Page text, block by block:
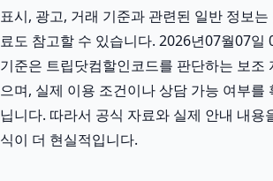
표시, 광고, 거래 기준과 관련된 일반 정보는
료도 참고할 수 있습니다. 2026년07월07일
기준은 트립닷컴할인코드를 판단하는 보조
으며, 실제 이용 조건이나 상담 가능 여부를
닙니다. 따라서 공식 자료와 실제 안내 내용
식이 더 현실적입니다.